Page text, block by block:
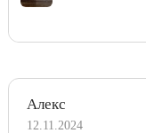
Алекс
12.11.2024